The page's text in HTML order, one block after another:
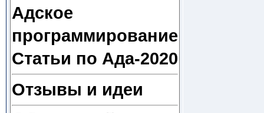
Адское
программирование
Статьи по Ада-2020
Отзывы и идеи